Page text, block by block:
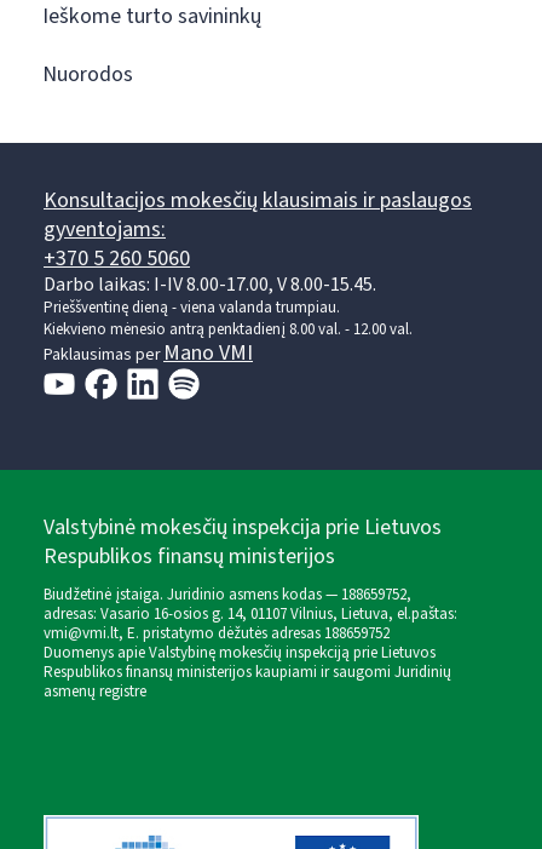
Ieškome turto savininkų
Nuorodos
Konsultacijos mokesčių klausimais ir paslaugos
gyventojams:
+370 5 260 5060
Darbo laikas: I-IV 8.00-17.00, V 8.00-15.45.
Prieššventinę dieną - viena valanda trumpiau.
Kiekvieno mėnesio antrą penktadienį 8.00 val. - 12.00 val.
Paklausimas perMano VMI
Valstybinė mokesčių inspekcija prie Lietuvos
Respublikos finansų ministerijos
Biudžetinė įstaiga. Juridinio asmens kodas — 188659752,
adresas: Vasario 16-osios g. 14, 01107 Vilnius, Lietuva, el.paštas:
vmi@vmi.lt, E. pristatymo dėžutės adresas 188659752
Duomenys apie Valstybinę mokesčių inspekciją prie Lietuvos
Respublikos finansų ministerijos kaupiami ir saugomi Juridinių
asmenų registre